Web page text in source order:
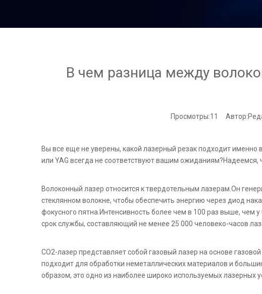
В чем разница между
Просмотры:11
Вы все еще не уверены, какой лазерный резак подходит
или YAG всегда не соответствуют вашим
Волоконный лазер относится к твердотельным лазерам.Он
стеклянном волокне, чтобы обеспечить энергию через диод
фокусного пятна.Интенсивность более чем в 100 раз выше,
срок службы, составляющий не менее 25 000 человеко-часов
СО2-лазер представляет собой газовый лазер на основе
подходит для обработки неметаллических материалов и
образом, это одно из наиболее широко используемых лазерных